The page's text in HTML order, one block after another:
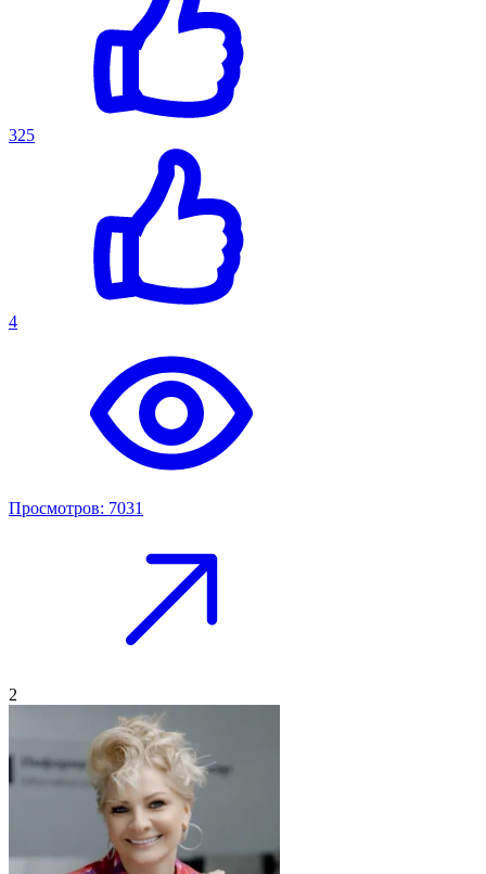
325
4
Просмотров: 7031
2